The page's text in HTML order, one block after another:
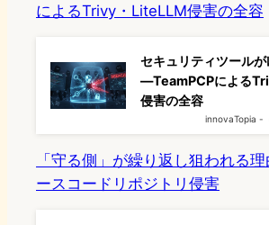
によるTrivy・LiteLLM侵害の全容
セキュリティツール
—TeamPCPによる
侵害の全容
innovaTopia -
「守る側」が繰り返し狙われる
ースコードリポジトリ侵害